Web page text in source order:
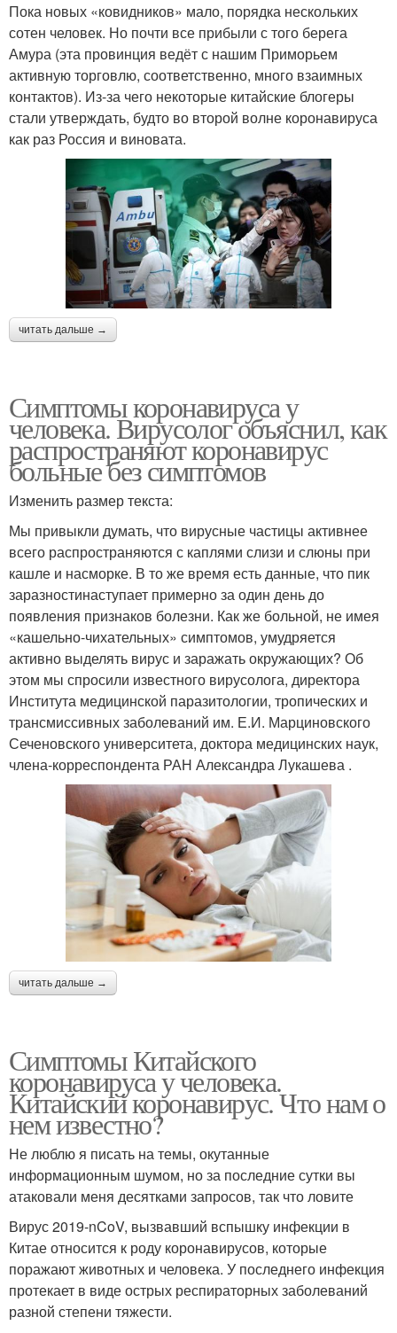
Пока новых «ковидников» мало, порядка нескольких
сотен человек. Но почти все прибыли с того берега
Амура (эта провинция ведёт с нашим Приморьем
активную торговлю, соответственно, много взаимных
контактов). Из-за чего некоторые китайские блогеры
стали утверждать, будто во второй волне коронавируса
как раз Россия и виновата.
читать дальше →
Симптомы коронавируса у
человека. Вирусолог объяснил, как
распространяют коронавирус
больные без симптомов
Изменить размер текста:
Мы привыкли думать, что вирусные частицы активнее
всего распространяются с каплями слизи и слюны при
кашле и насморке. В то же время есть данные, что пик
заразностинаступает примерно за один день до
появления признаков болезни. Как же больной, не имея
«кашельно-чихательных» симптомов, умудряется
активно выделять вирус и заражать окружающих? Об
этом мы спросили известного вирусолога, директора
Института медицинской паразитологии, тропических и
трансмиссивных заболеваний им. Е.И. Марциновского
Сеченовского университета, доктора медицинских наук,
члена-корреспондента РАН Александра Лукашева .
читать дальше →
Симптомы Китайского
коронавируса у человека.
Китайский коронавирус. Что нам о
нем известно?
Не люблю я писать на темы, окутанные
информационным шумом, но за последние сутки вы
атаковали меня десятками запросов, так что ловите
Вирус 2019-nCoV, вызвавший вспышку инфекции в
Китае относится к роду коронавирусов, которые
поражают животных и человека. У последнего инфекция
протекает в виде острых респираторных заболеваний
разной степени тяжести.